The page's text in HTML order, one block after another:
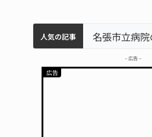
人気の記事
名張市水道料金47％値上げへ 答申案、審議会で大筋まとまる
器物損壊容疑で83歳女逮捕 伊賀署
中学校の陶壁モニュメント 地元建設会社がボランティアで清掃 伊賀
– 広告 –